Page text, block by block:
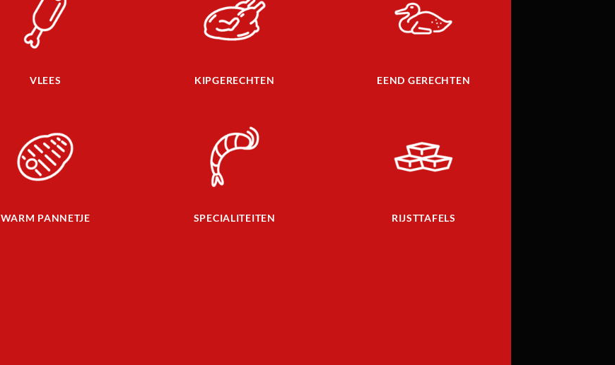
VLEES KIPGERECHTEN EEND GERECHTEN
WARM PANNETJE SPECIALITEITEN RIJSTTAFELS